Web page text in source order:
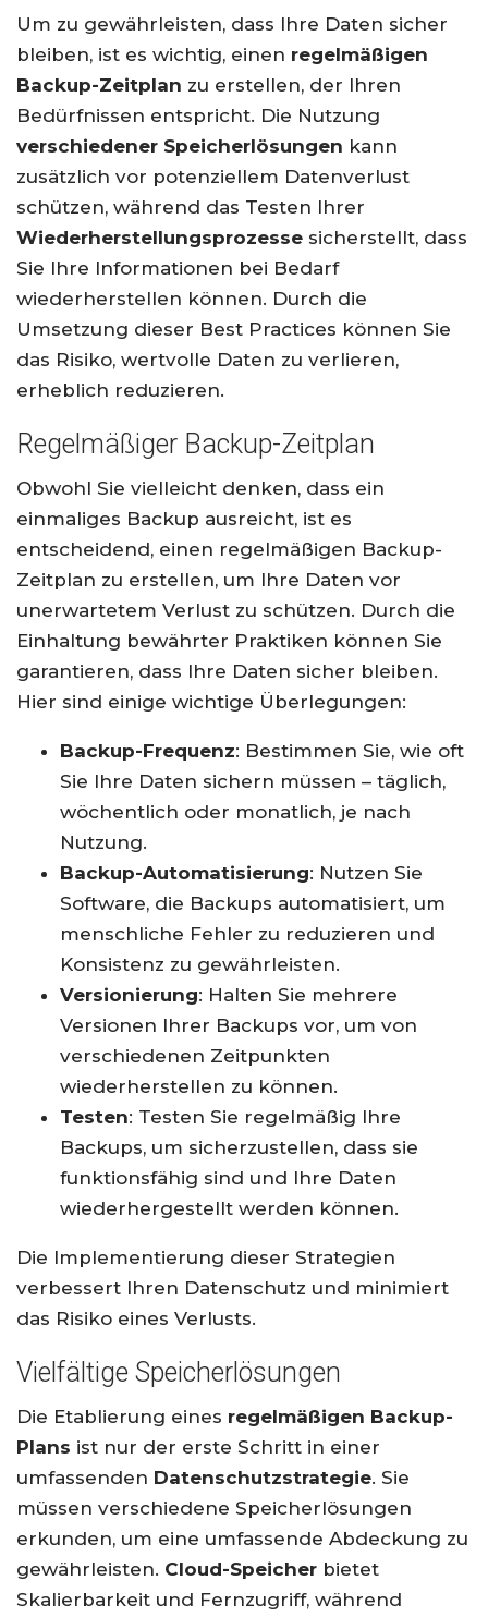
Um zu gewährleisten, dass Ihre Daten sicher
bleiben, ist es wichtig, einen regelmäßigen
Backup-Zeitplan zu erstellen, der Ihren
Bedürfnissen entspricht. Die Nutzung
verschiedener Speicherlösungen kann
zusätzlich vor potenziellem Datenverlust
schützen, während das Testen Ihrer
Wiederherstellungsprozesse sicherstellt, dass
Sie Ihre Informationen bei Bedarf
wiederherstellen können. Durch die
Umsetzung dieser Best Practices können Sie
das Risiko, wertvolle Daten zu verlieren,
erheblich reduzieren.
Regelmäßiger Backup-Zeitplan
Obwohl Sie vielleicht denken, dass ein
einmaliges Backup ausreicht, ist es
entscheidend, einen regelmäßigen Backup-
Zeitplan zu erstellen, um Ihre Daten vor
unerwartetem Verlust zu schützen. Durch die
Einhaltung bewährter Praktiken können Sie
garantieren, dass Ihre Daten sicher bleiben.
Hier sind einige wichtige Überlegungen:
Backup-Frequenz: Bestimmen Sie, wie oft
Sie Ihre Daten sichern müssen – täglich,
wöchentlich oder monatlich, je nach
Nutzung.
Backup-Automatisierung: Nutzen Sie
Software, die Backups automatisiert, um
menschliche Fehler zu reduzieren und
Konsistenz zu gewährleisten.
Versionierung: Halten Sie mehrere
Versionen Ihrer Backups vor, um von
verschiedenen Zeitpunkten
wiederherstellen zu können.
Testen: Testen Sie regelmäßig Ihre
Backups, um sicherzustellen, dass sie
funktionsfähig sind und Ihre Daten
wiederhergestellt werden können.
Die Implementierung dieser Strategien
verbessert Ihren Datenschutz und minimiert
das Risiko eines Verlusts.
Vielfältige Speicherlösungen
Die Etablierung eines regelmäßigen Backup-
Plans ist nur der erste Schritt in einer
umfassenden Datenschutzstrategie. Sie
müssen verschiedene Speicherlösungen
erkunden, um eine umfassende Abdeckung zu
gewährleisten. Cloud-Speicher bietet
Skalierbarkeit und Fernzugriff, während